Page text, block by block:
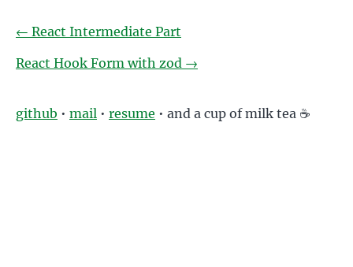
← React Intermediate Part
React Hook Form with zod →
github • mail • resume • and a cup of milk tea ☕